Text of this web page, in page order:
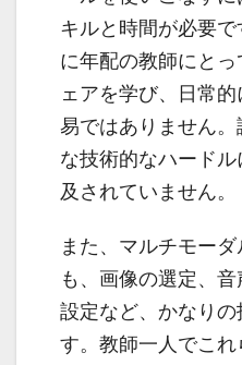
キルと時間が必要
に年配の教師にと
ェアを学び、日常
易ではありません。
な技術的なハード
及されていません。
また、マルチモー
も、画像の選定、
設定など、かなりの
す。教師一人でこ